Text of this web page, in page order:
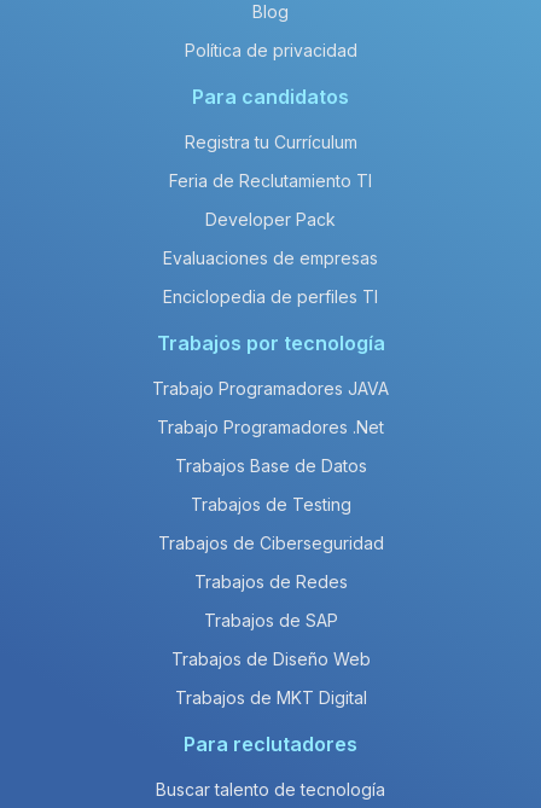
Blog
Política de privacidad
Para candidatos
Registra tu Currículum
Feria de Reclutamiento TI
Developer Pack
Evaluaciones de empresas
Enciclopedia de perfiles TI
Trabajos por tecnología
Trabajo Programadores JAVA
Trabajo Programadores .Net
Trabajos Base de Datos
Trabajos de Testing
Trabajos de Ciberseguridad
Trabajos de Redes
Trabajos de SAP
Trabajos de Diseño Web
Trabajos de MKT Digital
Para reclutadores
Buscar talento de tecnología